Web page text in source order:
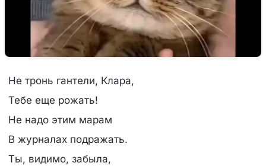
Не тронь гантели, Клара,
Тебе еще рожать!
Не надо этим марам
В журналах подражать.
Ты, видимо, забыла,